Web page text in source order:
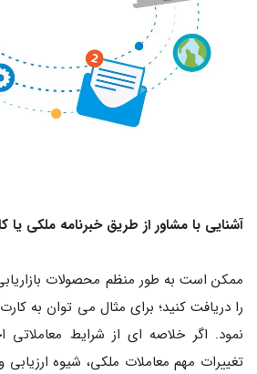
آشنایی با مشاور از طریق خبرنامه ملکی یا
ممکن است به‌ طور منظم محصولات
را دریافت کنید؛ برای مثال می‌ توان به
نمود. اگر خلاصه‌ ای از شرایط معاملاتی
تغییرات مهم معاملات ملکی، شیوه